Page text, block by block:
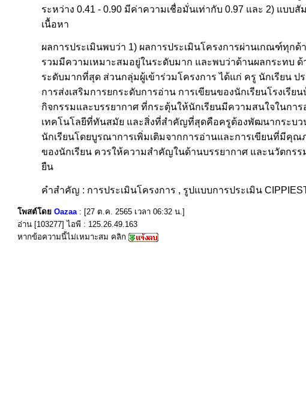
ระหว่าง 0.41 - 0.90 มีค่าความเชื่อมั่นเท่ากับ 0.97 และ 2) แบ
เนื้อหา
ผลการประเมินพบว่า 1) ผลการประเมินโครงการผ่านเกณฑ์ทุ
รวมมีความเหมาะสมอยู่ในระดับมาก และพบว่าด้านผลกระทบ
ระดับมากที่สุด ส่วนกลุ่มผู้เข้าร่วมโครงการ ได้แก่ ครู นักเรียน
การส่งเสริมการยกระดับการอ่าน การเขียนของนักเรียนโรงเรี
กิจกรรมและบรรยากาศ ที่กระตุ้นให้นักเรียนมีความสนใจในก
เทคโนโลยีที่ทันสมัย และสิ่งที่สำคัญที่สุดคือครูต้องพัฒนากระบว
นักเรียนโดยบูรณาการเพิ่มเติมจากการอ่านและการเขียนที่มีคุณ
ของนักเรียน ควรให้ความสำคัญในด้านบรรยากาศ และนวัตกร
ยืน
คำสำคัญ : การประเมินโครงการ , รูปแบบการประเมิน
โพสต์โดย Oazaa : [27 ต.ค. 2565 เวลา 06:32 น.]
อ่าน [103277] ไอพี : 125.26.49.163
หากข้อความนี้ไม่เหมาะสม คลิก